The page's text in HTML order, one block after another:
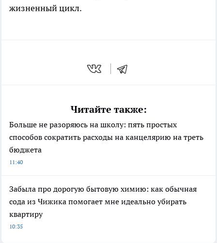
жизненный цикл.
Читайте также:
Больше не разоряюсь на школу: пять простых
способов сократить расходы на канцелярию на треть
бюджета
11:40
Забыла про дорогую бытовую химию: как обычная
сода из Чижика помогает мне идеально убирать
квартиру
10:35